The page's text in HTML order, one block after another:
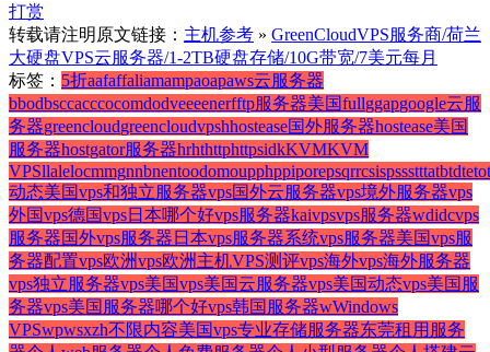
打赏
转载请注明原文链接： 主机参考 » GreenCloudVPS服务商/荷兰
大硬盘VPS云服务器/1-2TB硬盘存储/10G带宽/7美元每月
标签： 5折aafaffaliamampaoapaws云服务器
bbodbsccacccocomdodveeeenerfftp服务器美国fullggapgoogle云服
务器greencloudgreencloudvpshhostease国外服务器hostease美国
服务器hostgator服务器hrhthttphttpsidkKVMKVM
VPSllalelocmmgnnbnentoodomoupphppiporepsqrrcsispssstttatbtdteto
动态美国vps和独立服务器vps国外云服务器vps境外服务器vps
外国vps德国vps日本哪个好vps服务器kaivpsvps服务器wdidcvps
服务器国外vps服务器日本vps服务器系统vps服务器美国vps服
务器配置vps欧洲vps欧洲主机VPS测评vps海外vps海外服务器
vps独立服务器vps美国vps美国云服务器vps美国动态vps美国服
务器vps美国服务器哪个好vps韩国服务器wWindows
VPSwpwsxzh不限内容美国vps专业存储服务器东莞租用服务